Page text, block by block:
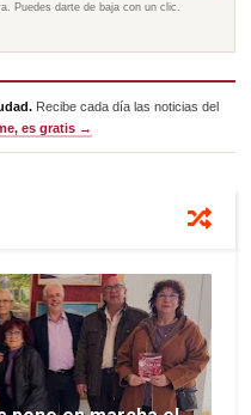
Puedes darte de baja con un clic.
Recibe cada día las noticias del
es gratis →